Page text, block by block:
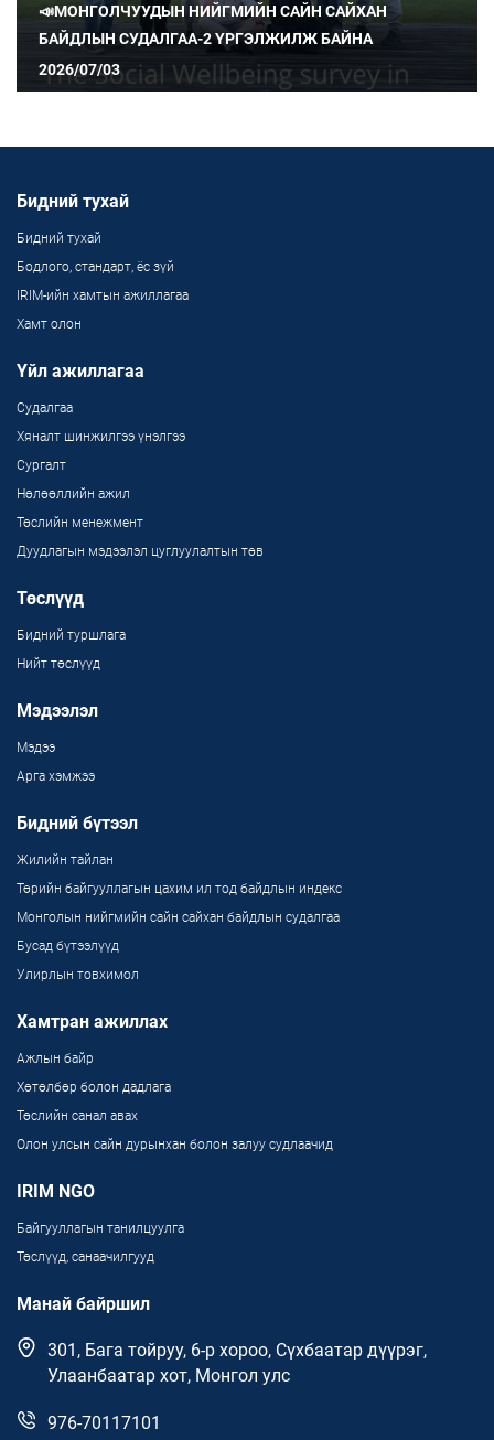
📣МОНГОЛЧУУДЫН НИЙГМИЙН САЙН САЙХАН
БАЙДЛЫН СУДАЛГАА-2 ҮРГЭЛЖИЛЖ БАЙНА
2026/07/03
Бидний тухай
Бидний тухай
Бодлого, стандарт, ёс зүй
IRIM-ийн хамтын ажиллагаа
Хамт олон
Үйл ажиллагаа
Судалгаа
Хяналт шинжилгээ үнэлгээ
Сургалт
Нөлөөллийн ажил
Төслийн менежмент
Дуудлагын мэдээлэл цуглуулалтын төв
Төслүүд
Бидний туршлага
Нийт төслүүд
Мэдээлэл
Мэдээ
Арга хэмжээ
Бидний бүтээл
Жилийн тайлан
Төрийн байгууллагын цахим ил тод байдлын индекс
Монголын нийгмийн сайн сайхан байдлын судалгаа
Бусад бүтээлүүд
Улирлын товхимол
Хамтран ажиллах
Ажлын байр
Хөтөлбөр болон дадлага
Төслийн санал авах
Олон улсын сайн дурынхан болон залуу судлаачид
IRIM NGO
Байгууллагын танилцуулга
Төслүүд, санаачилгууд
Манай байршил
301, Бага тойруу, 6-р хороо, Сүхбаатар дүүрэг,
Улаанбаатар хот, Монгол улс
976-70117101